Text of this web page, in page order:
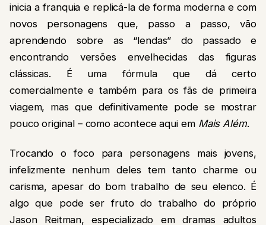
inicia a franquia e replicá-la de forma moderna e com
novos personagens que, passo a passo, vão
aprendendo sobre as “lendas” do passado e
encontrando versões envelhecidas das figuras
clássicas. É uma fórmula que dá certo
comercialmente e também para os fãs de primeira
viagem, mas que definitivamente pode se mostrar
pouco original – como acontece aqui em Mais Além.
Trocando o foco para personagens mais jovens,
infelizmente nenhum deles tem tanto charme ou
carisma, apesar do bom trabalho de seu elenco. É
algo que pode ser fruto do trabalho do próprio
Jason Reitman, especializado em dramas adultos